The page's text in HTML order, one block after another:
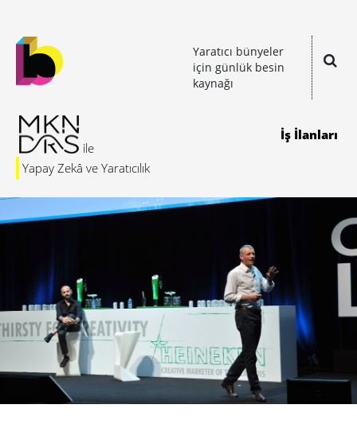
Yaratıcı bünyeler
için günlük besin
kaynağı
Yapay Zekâ ve Yaratıcılık
İş İlanları